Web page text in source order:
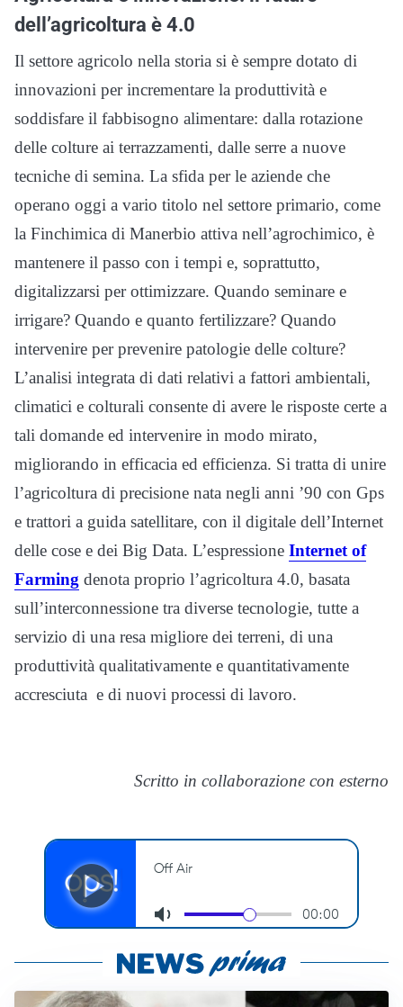
dell’agricoltura è 4.0
Il settore agricolo nella storia si è sempre dotato di
innovazioni per incrementare la produttività e
soddisfare il fabbisogno alimentare: dalla rotazione
delle colture ai terrazzamenti, dalle serre a nuove
tecniche di semina. La sfida per le aziende che
operano oggi a vario titolo nel settore primario, come
la Finchimica di Manerbio attiva nell’agrochimico, è
mantenere il passo con i tempi e, soprattutto,
digitalizzarsi per ottimizzare. Quando seminare e
irrigare? Quando e quanto fertilizzare? Quando
intervenire per prevenire patologie delle colture?
L’analisi integrata di dati relativi a fattori ambientali,
climatici e colturali consente di avere le risposte certe a
tali domande ed intervenire in modo mirato,
migliorando in efficacia ed efficienza. Si tratta di unire
l’agricoltura di precisione nata negli anni ’90 con Gps
e trattori a guida satellitare, con il digitale dell’Internet
delle cose e dei Big Data. L’espressione Internet of
Farming denota proprio l’agricoltura 4.0, basata
sull’interconnessione tra diverse tecnologie, tutte a
servizio di una resa migliore dei terreni, di una
produttività qualitativamente e quantitativamente
accresciuta e di nuovi processi di lavoro.
Scritto in collaborazione con esterno